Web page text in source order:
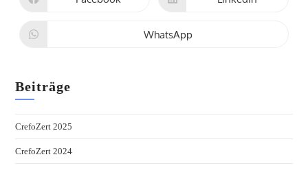
WhatsApp
Beiträge
CrefoZert 2025
CrefoZert 2024